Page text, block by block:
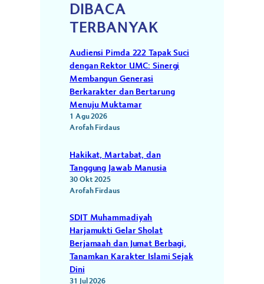
DIBACA
TERBANYAK
Audiensi Pimda 222 Tapak Suci
dengan Rektor UMC: Sinergi
Membangun Generasi
Berkarakter dan Bertarung
Menuju Muktamar
1 Agu 2026
Arofah Firdaus
Hakikat, Martabat, dan
Tanggung Jawab Manusia
30 Okt 2025
Arofah Firdaus
SDIT Muhammadiyah
Harjamukti Gelar Sholat
Berjamaah dan Jumat Berbagi,
Tanamkan Karakter Islami Sejak
Dini
31 Jul 2026